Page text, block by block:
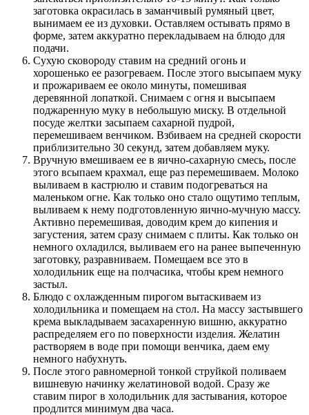
заготовка окрасилась в заманчивый румяный цвет,
вынимаем ее из духовки. Оставляем остывать прямо в
форме, затем аккуратно перекладываем на блюдо для
подачи.
Сухую сковороду ставим на средний огонь и
хорошенько ее разогреваем. После этого высыпаем муку
и прожариваем ее около минуты, помешивая
деревянной лопаткой. Снимаем с огня и высыпаем
поджаренную муку в небольшую миску. В отдельной
посуде желтки засыпаем сахарной пудрой,
перемешиваем венчиком. Взбиваем на средней скорости
приблизительно 30 секунд, затем добавляем муку.
Вручную вмешиваем ее в яично-сахарную смесь, после
этого всыпаем крахмал, еще раз перемешиваем. Молоко
выливаем в кастрюлю и ставим подогреваться на
маленьком огне. Как только оно стало ощутимо теплым,
выливаем к нему подготовленную яично-мучную массу.
Активно перемешивая, доводим крем до кипения и
загустения, затем сразу снимаем с плиты. Как только он
немного охладился, выливаем его на ранее выпеченную
заготовку, разравниваем. Помещаем все это в
холодильник еще на полчасика, чтобы крем немного
застыл.
Блюдо с охлажденным пирогом вытаскиваем из
холодильника и помещаем на стол. На массу застывшего
крема выкладываем засахаренную вишню, аккуратно
распределяем его по поверхности изделия. Желатин
растворяем в воде при помощи венчика, даем ему
немного набухнуть.
После этого равномерной тонкой струйкой поливаем
вишневую начинку желатиновой водой. Сразу же
ставим пирог в холодильник для застывания, которое
продлится минимум два часа.